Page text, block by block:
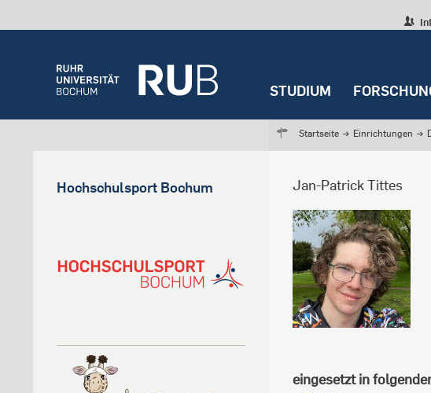
STUDIUM
Startseite → Einrichtungen →
Hochschulsport Bochum Jan-Patrick Tittes
eingesetzt in